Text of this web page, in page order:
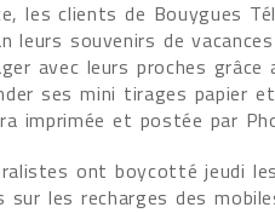
les clients de Bouygues
leurs souvenirs de
avec leurs proches grâce
ses mini tirages papier
imprimée et postée par
ont boycotté jeudi
les recharges des